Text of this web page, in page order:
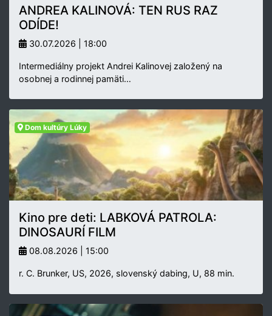
ANDREA KALINOVÁ: TEN RUS RAZ
ODÍDE!
30.07.2026 | 18:00
Intermediálny projekt Andrei Kalinovej založený na
osobnej a rodinnej pamäti…
Dom kultúry Lúky
Kino pre deti: LABKOVÁ PATROLA:
DINOSAURÍ FILM
08.08.2026 | 15:00
r. C. Brunker, US, 2026, slovenský dabing, U, 88 min.